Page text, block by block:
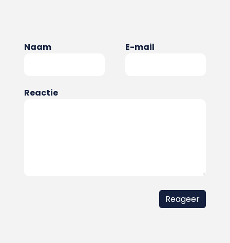
Naam E-mail
Reactie